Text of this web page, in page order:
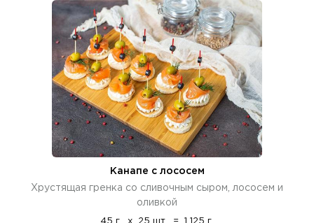
Канапе с лососем
Хрустящая гренка со сливочным сыром, лососем и
оливкой
45 г. x 25 шт. = 1 125 г.